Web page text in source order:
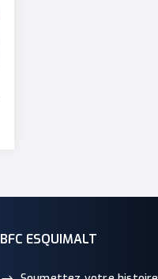
BFC ESQUIMALT